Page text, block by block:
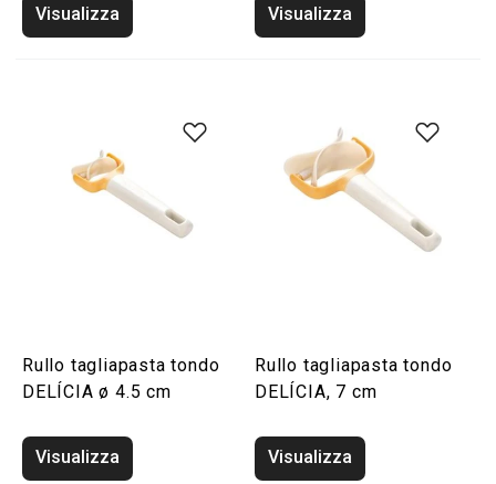
Visualizza Visualizza
Rullo tagliapasta tondo
DELÍCIA ø 4.5 cm
Visualizza
Rullo tagliapasta tondo
DELÍCIA, 7 cm
Visualizza